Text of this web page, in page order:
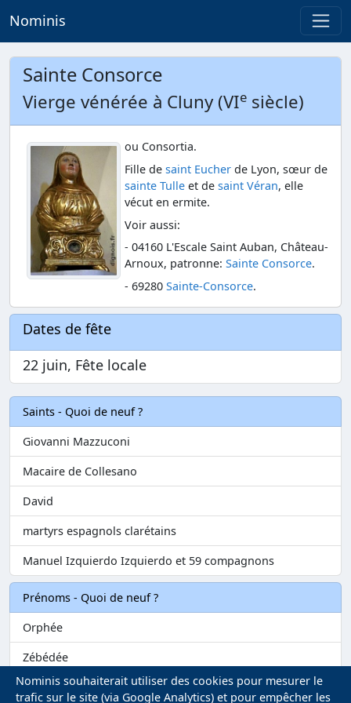
Nominis
Sainte Consorce
Vierge vénérée à Cluny (VIe siècle)
ou Consortia.
Fille de saint Eucher de Lyon, sœur de
sainte Tulle et de saint Véran, elle
vécut en ermite.
Voir aussi:
- 04160 L'Escale Saint Auban, Château-
Arnoux, patronne: Sainte Consorce.
- 69280 Sainte-Consorce.
Dates de fête
22 juin, Fête locale
Saints - Quoi de neuf ?
Giovanni Mazzuconi
Macaire de Collesano
David
martyrs espagnols clarétains
Manuel Izquierdo Izquierdo et 59 compagnons
Prénoms - Quoi de neuf ?
Orphée
Zébédée
Melvil
Nominis souhaiterait utiliser des cookies pour mesurer le
trafic sur le site (via Google Analytics) et pour empêcher les